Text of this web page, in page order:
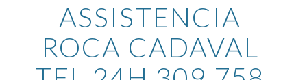
ASSISTENCIA
ROCA CADAVAL